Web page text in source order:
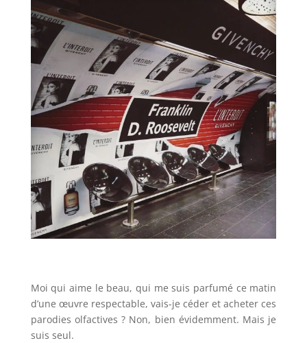
Moi qui aime le beau, qui me suis parfumé ce matin
d’une œuvre respectable, vais-je céder et acheter ces
parodies olfactives ? Non, bien évidemment. Mais je
suis seul.